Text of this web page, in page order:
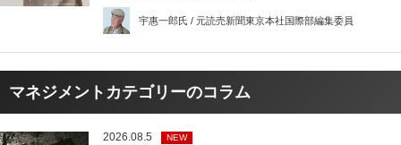
宇惠一郎氏 / 元読売新聞東京本社国際部編集委員
マネジメントカテゴリーのコラム
2026.08.5 NEW